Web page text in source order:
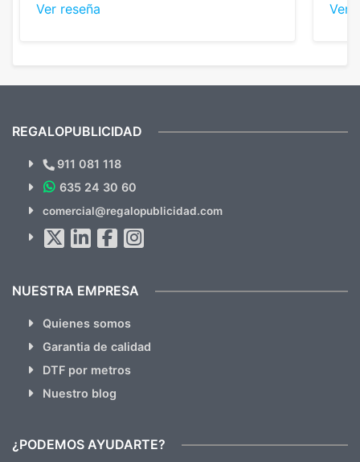
diferencia, con libretas de muy buena calidad
mandaron las miniaturas para
recomendables.
Ver reseña Ver
¿Quieres ver nuestras últimas
Novedades y Ofertas?
hacemos Spam)
REGALOPUBLICIDAD
911 081 118
635 24 30 60
comercial@regalopublicidad.com
NUESTRA EMPRESA
Quienes somos
Garantia de calidad
DTF por metros
Nuestro blog
¿PODEMOS AYUDARTE?